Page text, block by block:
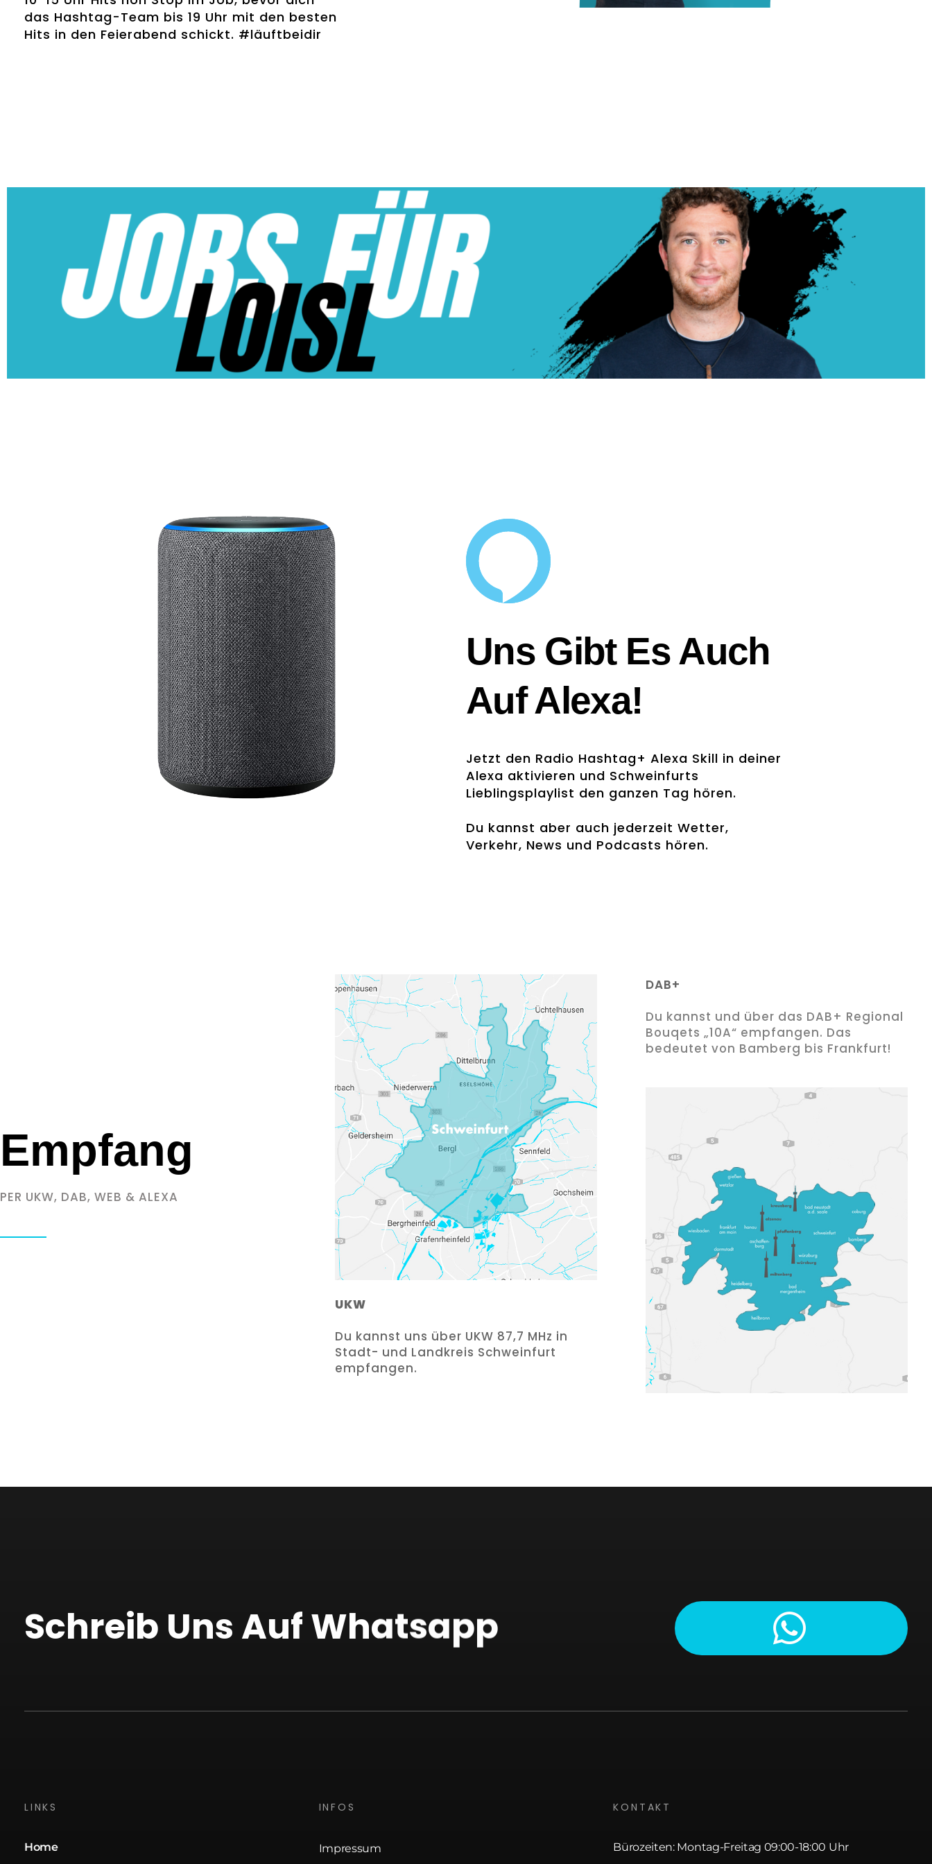
das Hashtag-Team bis 19 Uhr mit den besten
Hits in den Feierabend schickt. #läuftbeidir
Uns Gibt Es Auch
Auf Alexa!
Jetzt den Radio Hashtag+ Alexa Skill in deiner
Alexa aktivieren und Schweinfurts
Lieblingsplaylist den ganzen Tag hören.
Du kannst aber auch jederzeit Wetter,
Verkehr, News und Podcasts hören.
Empfang
PER UKW, DAB, WEB & ALEXA
UKW
Du kannst uns über UKW 87,7 MHz in
Stadt- und Landkreis Schweinfurt
empfangen.
DAB+
Du kannst und über das DAB+ Regional
Bouqets „10A“ empfangen. Das
bedeutet von Bamberg bis Frankfurt!
Schreib Uns Auf Whatsapp
LINKS
Home
INFOS
Impressum
KONTAKT
Bürozeiten: Montag-Freitag 09:00-18:00 Uhr